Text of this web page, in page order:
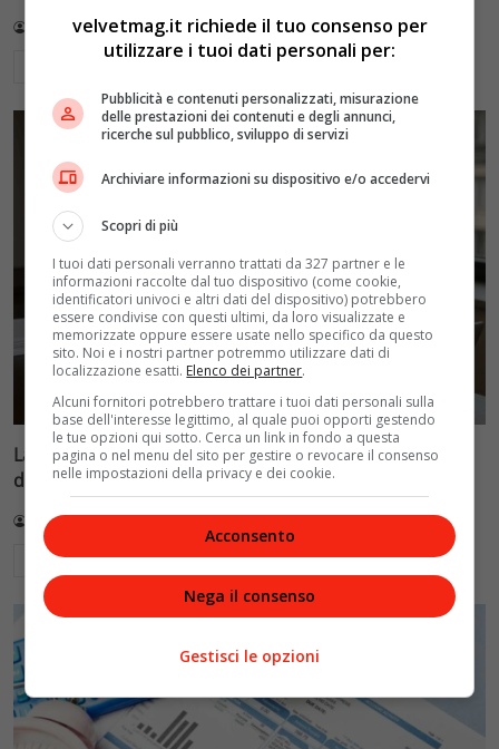
Redazione VelvetMAG 5 Luglio 2026
La Fenice di Chiara Ferragni: come ha evitato il crollo
dimezzando i costi
Redazione VelvetMAG 3 Luglio 2026
Leggi di più
velvetmag.it richiede il tuo consenso per
utilizzare i tuoi dati personali per:
Pubblicità e contenuti personalizzati, misurazione
delle prestazioni dei contenuti e degli annunci,
ricerche sul pubblico, sviluppo di servizi
Archiviare informazioni su dispositivo e/o accedervi
Scopri di più
I tuoi dati personali verranno trattati da 327 partner e le
informazioni raccolte dal tuo dispositivo (come cookie,
identificatori univoci e altri dati del dispositivo) potrebbero
essere condivise con questi ultimi, da loro visualizzate e
memorizzate oppure essere usate nello specifico da questo
sito. Noi e i nostri partner potremmo utilizzare dati di
localizzazione esatti. Elenco dei partner.
Alcuni fornitori potrebbero trattare i tuoi dati personali sulla
base dell'interesse legittimo, al quale puoi opporti gestendo
le tue opzioni qui sotto. Cerca un link in fondo a questa
pagina o nel menu del sito per gestire o revocare il consenso
nelle impostazioni della privacy e dei cookie.
Acconsento
Nega il consenso
Gestisci le opzioni